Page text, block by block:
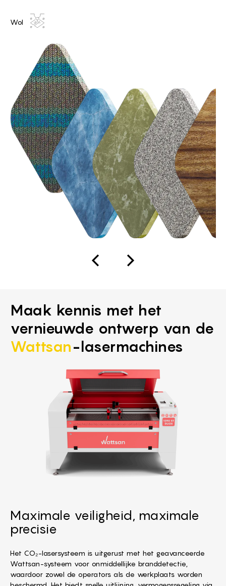
Wol
Maak kennis met het
vernieuwde ontwerp van de
Wattsan-lasermachines
Maximale veiligheid, maximale
precisie
Het CO₂-lasersysteem is uitgerust met het geavanceerde
Wattsan-systeem voor onmiddellijke branddetectie,
waardoor zowel de operators als de werkplaats worden